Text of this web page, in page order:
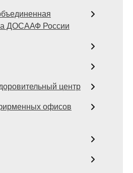
ДОСААФ России
центр
офисов